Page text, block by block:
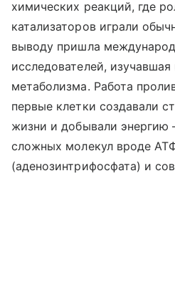
химических реакций, где
катализаторов играли
выводу пришла
исследователей,
метаболизма. Работа
первые клетки создавали
жизни и добывали
сложных молекул вроде
(аденозинтрифосфата) и